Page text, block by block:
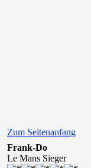
Zum Seitenanfang
Frank-Do
Le Mans Sieger